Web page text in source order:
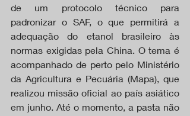
de um protocolo técnico para
padronizar o SAF, o que permitirá a
adequação do etanol brasileiro às
normas exigidas pela China. O tema é
acompanhado de perto pelo Ministério
da Agricultura e Pecuária (Mapa), que
realizou missão oficial ao país asiático
em junho. Até o momento, a pasta não